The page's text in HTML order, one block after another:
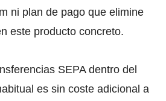
ni plan de pago que elimine
este producto concreto.
SEPA dentro del
es sin coste adicional a